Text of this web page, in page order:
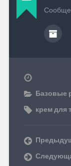
Базовые
крем для